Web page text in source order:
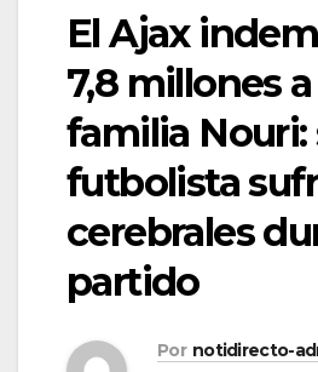
El Ajax
7,8 millones a
familia Nouri:
futbolista
cerebrales
partido
Por notidirecto-